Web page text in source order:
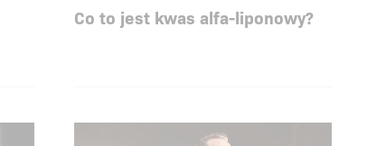
Co to jest kwas alfa-liponowy?